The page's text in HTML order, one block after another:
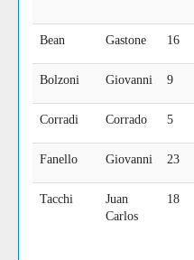
Bean Gastone 16
Bolzoni Giovanni 9
Corradi Corrado 5
Fanello Giovanni 23
Tacchi
Juan
Carlos
18